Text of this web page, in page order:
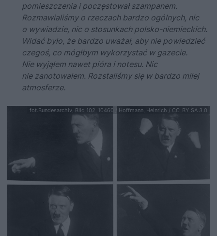
pomieszczenia i poczęstował szampanem.
Rozmawialiśmy o rzeczach bardzo ogólnych, nic
o wywiadzie, nic o stosunkach polsko-niemieckich.
Widać było, że bardzo uważał, aby nie powiedzieć
czegoś, co mógłbym wykorzystać w gazecie.
Nie wyjąłem nawet pióra i notesu. Nic
nie zanotowałem. Rozstaliśmy się w bardzo miłej
atmosferze.
fot.Bundesarchiv, Bild 102-10460 / Hoffmann, Heinrich / CC-BY-SA 3.0